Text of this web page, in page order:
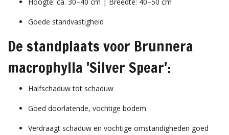
Hoogte: ca. 30–40 cm | Breedte: 40–50 cm
Goede standvastigheid
De standplaats voor Brunnera
macrophylla 'Silver Spear':
Halfschaduw tot schaduw
Goed doorlatende, vochtige bodem
Verdraagt schaduw en vochtige omstandigheden goed